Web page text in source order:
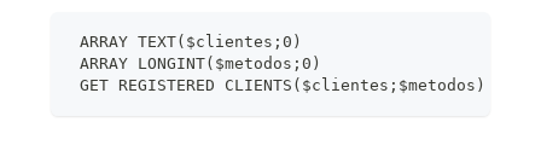
ARRAY TEXT($clientes;0)
ARRAY LONGINT($metodos;0)
GET REGISTERED CLIENTS($clientes;$metodos)